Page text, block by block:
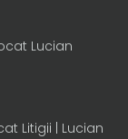
Lucian
Litigii | Lucian